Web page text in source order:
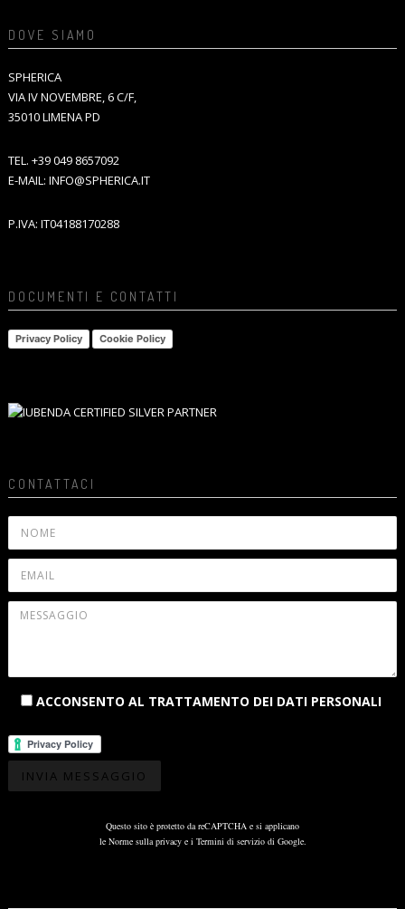
DOVE SIAMO
SPHERICA
VIA IV NOVEMBRE, 6 C/F,
35010 LIMENA PD
TEL. +39 049 8657092
E-MAIL: INFO@SPHERICA.IT
P.IVA: IT04188170288
DOCUMENTI E CONTATTI
Privacy Policy Cookie Policy
CONTATTACI
ACCONSENTO AL TRATTAMENTO DEI DATI PERSONALI
Questo sito è protetto da reCAPTCHA e si applicano
le Norme sulla privacye i Termini di serviziodi Google.